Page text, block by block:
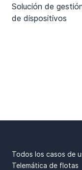
Solución de
de dispositivos
Todos los casos de
Telemática de flotas